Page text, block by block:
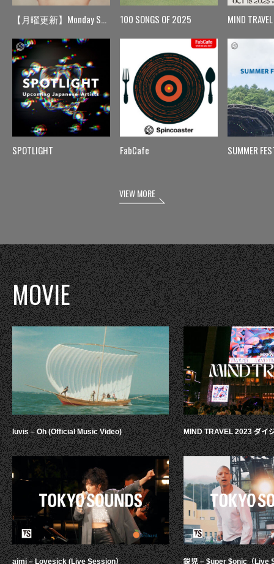
【月曜更新】Monday Spin
SPOTLIGHT
100 SONGS OF 2025
FabCafe
MIND TRAVEL
SUMMER
VIEW MORE
MOVIE
luvis – Oh (Official Music Video)
aimi – Lovesick (Live Session）
MIND TRAVEL 2023 ダイ
鋭児 – $uper $onic（Live